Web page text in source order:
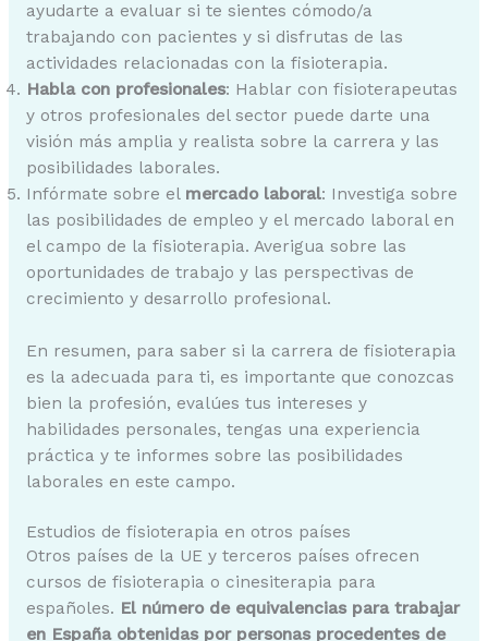
ayudarte a evaluar si te sientes cómodo/a
trabajando con pacientes y si disfrutas de las
actividades relacionadas con la fisioterapia.
Habla con profesionales: Hablar con fisioterapeutas
y otros profesionales del sector puede darte una
visión más amplia y realista sobre la carrera y las
posibilidades laborales.
Infórmate sobre el mercado laboral: Investiga sobre
las posibilidades de empleo y el mercado laboral en
el campo de la fisioterapia. Averigua sobre las
oportunidades de trabajo y las perspectivas de
crecimiento y desarrollo profesional.
En resumen, para saber si la carrera de fisioterapia
es la adecuada para ti, es importante que conozcas
bien la profesión, evalúes tus intereses y
habilidades personales, tengas una experiencia
práctica y te informes sobre las posibilidades
laborales en este campo.
Estudios de fisioterapia en otros países
Otros países de la UE y terceros países ofrecen
cursos de fisioterapia o cinesiterapia para
españoles. El número de equivalencias para trabajar
en España obtenidas por personas procedentes de